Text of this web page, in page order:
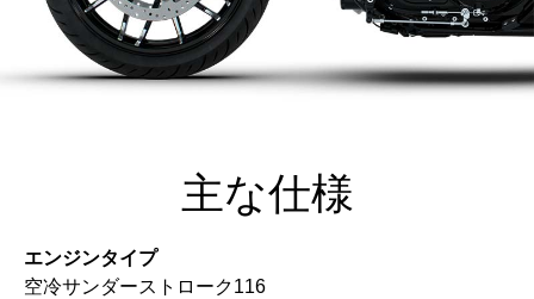
主な仕様
エンジンタイプ
空冷サンダーストローク116